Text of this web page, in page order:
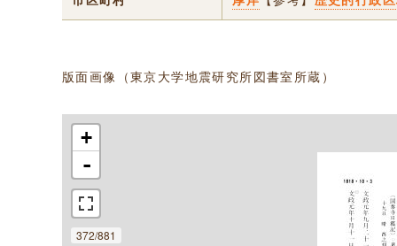
版面画像（東京大学地震研究所図書室所蔵）
+
-
372/881